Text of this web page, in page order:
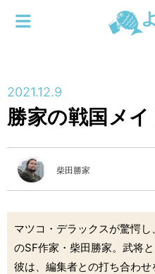
編
検
メニュ
2021.12.9
勝家の戦国メ
柴田勝家
マツコ・デラックスが驚愕
のSF作家・柴田勝家。武将
彼は、編集者との打ち合わ